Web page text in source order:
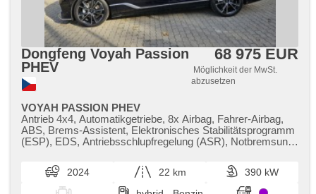
Dongfeng Voyah Passion
PHEV
68 975 EUR
Möglichkeit der MwSt.
abzusetzen
VOYAH PASSION PHEV
Antrieb 4x4, Automatikgetriebe, 8x Airbag, Fahrer-Airbag,
ABS, Brems-Assistent, Elektronisches Stabilitätsprogramm
(ESP), EDS, Antriebsschlupfregelung (ASR), Notbremsung
rychlostního limitu (SLIF), Uhr Spur, Blind Spot Anzeige,
asistent jízdy v koloně, asistent změny jízdního pruhu,
asistent jízdy v jízdním pruhu, Überwachung der Ermüdung
2024 22 km
390 kW